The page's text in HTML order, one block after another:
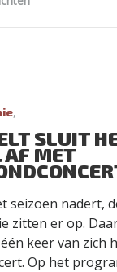
,
SLUIT
MET
seizoen nadert,
zitten er op.
keer van zich
Op het